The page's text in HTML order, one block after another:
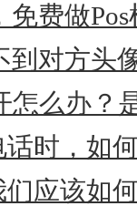
费做
到对方头
怎么办？
话时，如
应该如